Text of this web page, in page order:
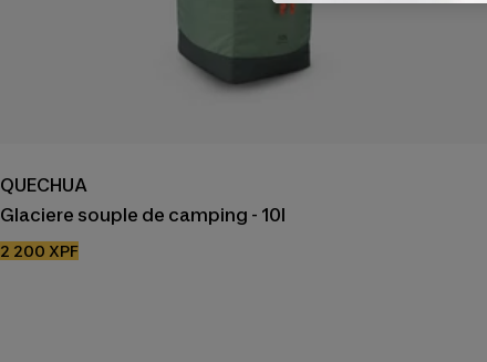
QUECHUA
Glaciere souple de camping - 10l
Prix
2 200 XPF